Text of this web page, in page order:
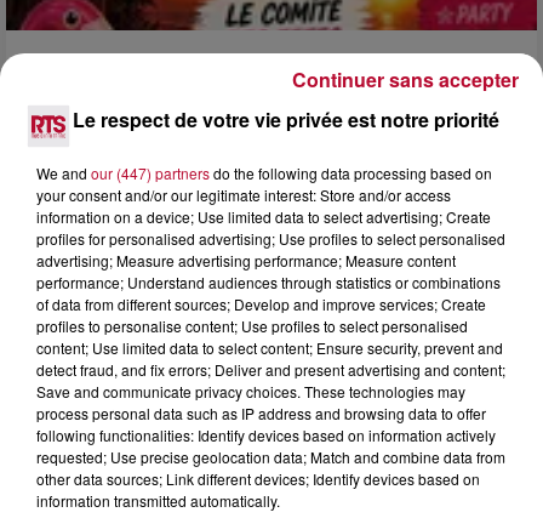
SOIRÉE DJ PLAYA
3 août 2026
Le respect de votre vie privée est notre priorité
We and our (447) partnersdo the following data processing based on
your consent and/or our legitimate interest: Store and/or access
information on a device; Use limited data to select advertising; Create
profiles for personalised advertising; Use profiles to select personalised
advertising; Measure advertising performance; Measure content
performance; Understand audiences through statistics or combinations
of data from different sources; Develop and improve services; Create
profiles to personalise content; Use profiles to select personalised
content; Use limited data to select content; Ensure security, prevent and
detect fraud, and fix errors; Deliver and present advertising and content;
Save and communicate privacy choices. These technologies may
process personal data such as IP address and browsing data to offer
following functionalities: Identify devices based on information actively
requested; Use precise geolocation data; Match and combine data from
other data sources; Link different devices; Identify devices based on
information transmitted automatically.
Continuer sans accepter